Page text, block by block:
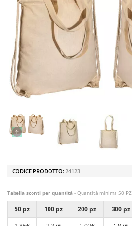
CODICE PRODOTTO: 24123
Tabella sconti per quantità - Quantità minima 50 PZ
50 pz 100 pz 200 pz 300 pz